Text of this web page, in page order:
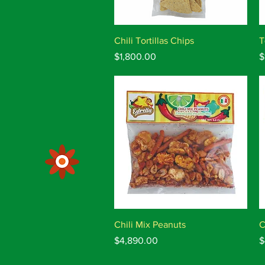
Vista rápida
Chili Tortillas Chips
Precio
$1,800.00
Vista rápida
Chili Mix Peanuts
Precio
$4,890.00